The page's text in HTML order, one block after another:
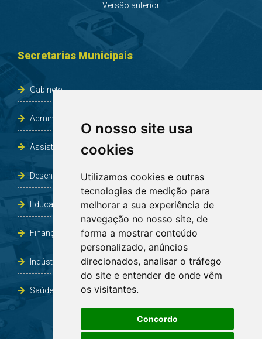
O nosso site usa
cookies
Utilizamos cookies e outras
tecnologias de medição para
melhorar a sua experiência de
navegação no nosso site, de
forma a mostrar conteúdo
personalizado, anúncios
direcionados, analisar o tráfego
do site e entender de onde vêm
os visitantes.
Concordo
Versão anterior
Secretarias Municipais
Gabinete
Administração e Planejamento
Assistência Social e Habitação
Desenvolvimento e Obras
Educação, Cultura, Desporto, Lazer e Turismo
Finanças
Indústria, Comércio, Agricultura e Meio Ambiente
Saúde